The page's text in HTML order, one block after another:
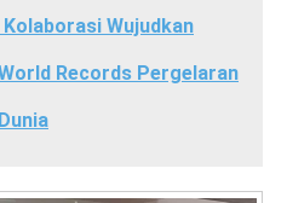
Wujudkan
Records Pergelaran